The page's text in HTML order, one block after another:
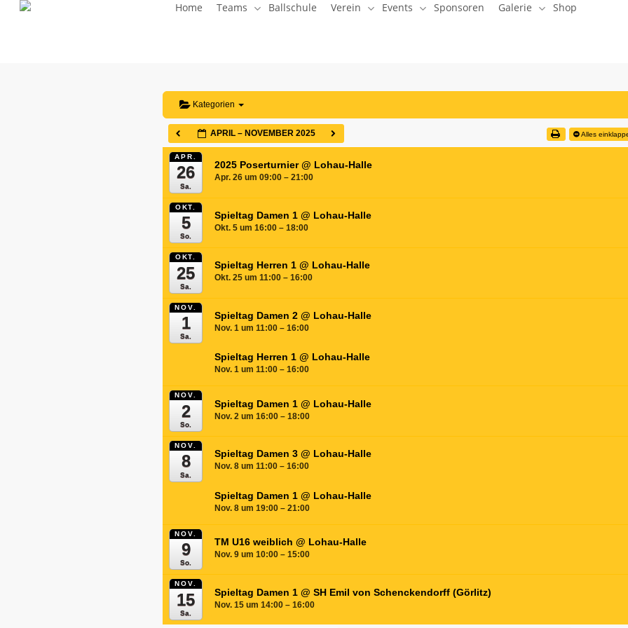
Home Teams Ballschule Verein Events Sponsoren Galerie Shop
Kategorien
APRIL – NOVEMBER 2025 Alles
APR.
26
Sa.
2025 Poserturnier@ Lohau-Halle
Apr. 26 um 09:00 – 21:00
OKT.
5
So.
Spieltag Damen 1@ Lohau-Halle
Okt. 5 um 16:00 – 18:00
OKT.
25
Sa.
Spieltag Herren 1@ Lohau-Halle
Okt. 25 um 11:00 – 16:00
NOV.
1
Sa.
Spieltag Damen 2@ Lohau-Halle
Nov. 1 um 11:00 – 16:00
Spieltag Herren 1@ Lohau-Halle
Nov. 1 um 11:00 – 16:00
NOV.
2
So.
Spieltag Damen 1@ Lohau-Halle
Nov. 2 um 16:00 – 18:00
NOV.
8
Sa.
Spieltag Damen 3@ Lohau-Halle
Nov. 8 um 11:00 – 16:00
Spieltag Damen 1@ Lohau-Halle
Nov. 8 um 19:00 – 21:00
NOV.
9
So.
TM U16 weiblich@ Lohau-Halle
Nov. 9 um 10:00 – 15:00
NOV.
15
Sa.
Spieltag Damen 1@ SH Emil von Schenckendorff (Görlitz)
Nov. 15 um 14:00 – 16:00